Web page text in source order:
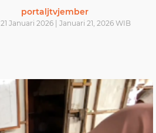
portaljtvjember
Januari 2026 | Januari 21, 2026 WIB